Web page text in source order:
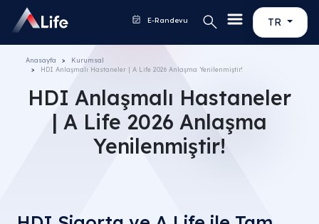
TR
E-Randevu
Anasayfa
Kurumsal
HDI Anlaşmalı Hastaneler​ | A Life 2026 Anlaşma Yenilenmiştir!
HDI Anlaşmalı Hastaneler​
| A Life 2026 Anlaşma
Yenilenmiştir!